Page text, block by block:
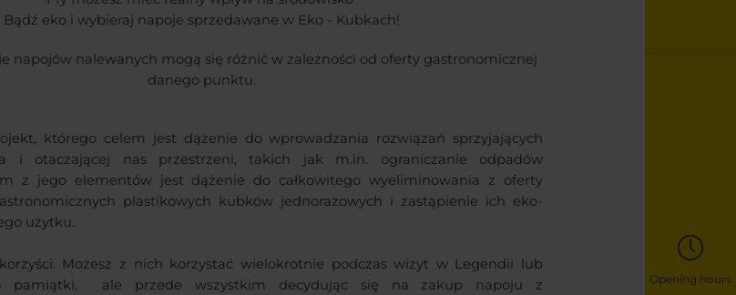
Opening hours
Bądź eko i wybieraj napoje sprzedawane w Eko - Kubkach!
napojów nalewanych mogą się różnić w zależności od oferty gastronomicznej
danego punktu.
którego celem jest dążenie do wprowadzania rozwiązań sprzyjających
i otaczającej nas przestrzeni, takich jak m.in. ograniczanie odpadów
z jego elementów jest dążenie do całkowitego wyeliminowania z oferty
plastikowych kubków jednorazowych i zastąpienie ich eko-
użytku.
Możesz z nich korzystać wielokrotnie podczas wizyt w Legendii lub
pamiątki, ale przede wszystkim decydując się na zakup napoju z